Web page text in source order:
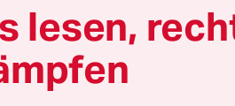
die Sicherheit
einschließlich der
Empfangs geprüft
gab es keine Angaben.
lesen,